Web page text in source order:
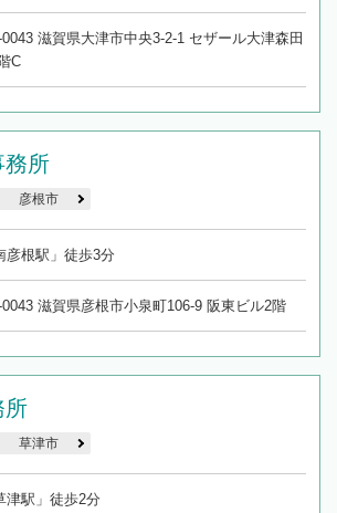
滋賀県大津市中央3-2-1 セザール大津森田
C
務所
彦根市
彦根駅」徒歩3分
滋賀県彦根市小泉町106-9 阪東ビル2階
所
草津市
津駅」徒歩2分